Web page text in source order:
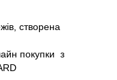
створена
покупки з